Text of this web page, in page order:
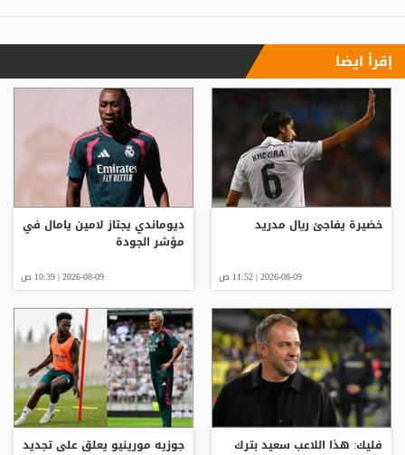
إقرأ ايضا
خضيرة يفاجئ ريال مدريد
2026-08-09 | 11:52 ص
ديوماندي يجتاز لامين يامال في
مؤشر الجودة
2026-08-09 | 10:39 ص
فليك: هذا اللاعب سعيد بترك
جوزيه مورينيو يعلق على تجديد